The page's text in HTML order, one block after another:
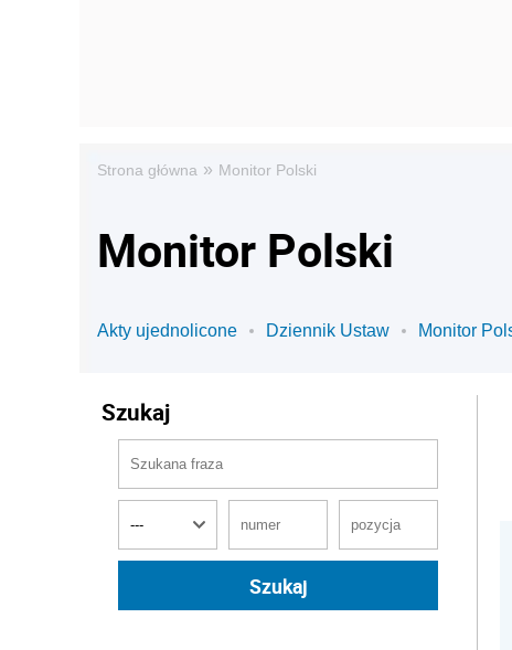
Strona główna » Monitor Polski
Monitor Polski
Akty ujednolicone Dziennik Ustaw Monitor
Szukaj